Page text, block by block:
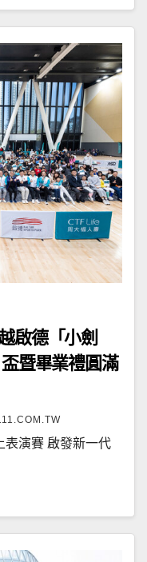
啟德「小劍
暨畢業禮圓滿
表演賽 啟發新一代